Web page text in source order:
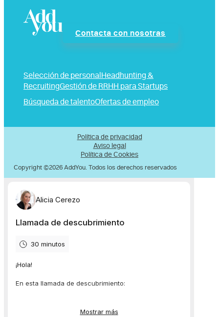
Contacta con nosotras
Selección de personal Headhunting &
RecruitingGestión de RRHH para Startups
Búsqueda de talentoOfertas de empleo
Política de privacidad
Aviso legal
Política de Cookies
Copyright ©2026 AddYou. Todos los derechos reservados